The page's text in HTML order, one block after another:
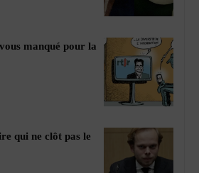
manqué pour la
qui ne clôt pas le